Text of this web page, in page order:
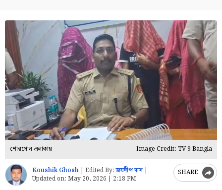
শোরগোল এলাকায় Image Credit: TV 9 Bangla
Koushik Ghosh Edited By:জয়দীপ দাস
Updated on: May 20, 2026 | 2:18 PM
SHARE